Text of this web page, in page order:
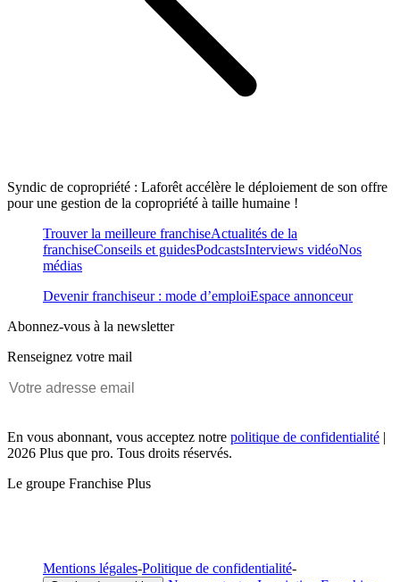
Syndic de copropriété : Laforêt accélère le déploiement de son offre
pour une gestion de la copropriété à taille humaine !
Trouver la meilleure franchiseActualités de la
franchiseConseils et guidesPodcastsInterviews vidéoNos
médias
Devenir franchiseur : mode d’emploiEspace annonceur
Abonnez-vous à la newsletter
Renseignez votre mail
En vous abonnant, vous acceptez notre politique de confidentialité |
2026 Plus que pro. Tous droits réservés.
Le groupe Franchise Plus
Mentions légales-Politique de confidentialité-